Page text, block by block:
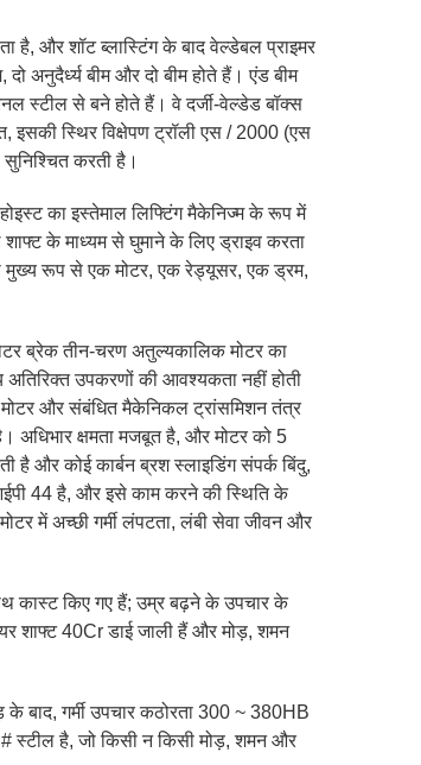
है, और शॉट ब्लास्टिंग के बाद वेल्डेबल प्राइमर
अनुदैर्ध्य बीम और दो बीम होते हैं। एंड बीम
स्टील से बने होते हैं। वे दर्जी-वेल्डेड बॉक्स
स्थिर विक्षेपण ट्रॉली एस / 2000 (एस
करती है।
होइस्ट का इस्तेमाल लिफ्टिंग मैकेनिज्म के रूप में
के माध्यम से घुमाने के लिए ड्राइव करता
मुख्य रूप से एक मोटर, एक रेड्यूसर, एक ड्रम,
ब्रेक तीन-चरण अतुल्यकालिक मोटर का
अतिरिक्त उपकरणों की आवश्यकता नहीं होती
और संबंधित मैकेनिकल ट्रांसमिशन तंत्र
अधिभार क्षमता मजबूत है, और मोटर को 5
है और कोई कार्बन ब्रश स्लाइडिंग संपर्क बिंदु,
44 है, और इसे काम करने की स्थिति के
में अच्छी गर्मी लंपटता, लंबी सेवा जीवन और
कास्ट किए गए हैं; उम्र बढ़ने के उपचार के
शाफ्ट 40Cr डाई जाली हैं और मोड़, शमन
बाद, गर्मी उपचार कठोरता 300 ~ 380HB
स्टील है, जो किसी न किसी मोड़, शमन और